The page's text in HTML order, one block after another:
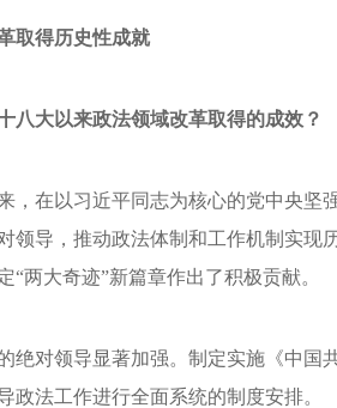
取得历史性成就
八大以来政法领域改革取得的成效？
，在以习近平同志为核心的党中央坚
领导，推动政法体制和工作机制实
“两大奇迹”新篇章作出了积极贡献。
绝对领导显著加强。制定实施《中国
政法工作进行全面系统的制度安排。